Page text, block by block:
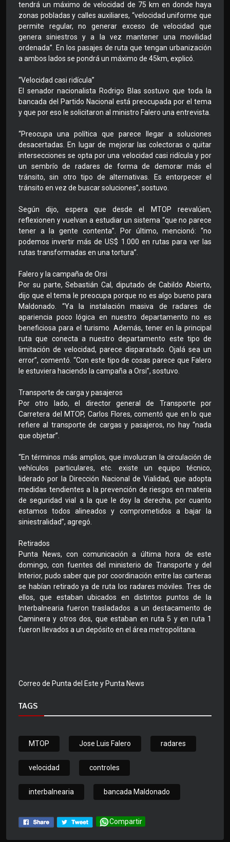
tendrá un máximo de velocidad de 75 km en donde haya
zonas pobladas y calles auxiliares, “velocidad uniforme que
permite regular, no generar exceso de velocidad que
genera siniestros y a la vez mantener una movilidad
ordenada”. En los pasajes de ruta que tengan urbanización
a ambos lados se pondrá un máximo de 45km, explicó.
“Velocidad casi ridícula”
El senador nacionalista Rodrigo Blas sostuvo que toda la
bancada del Partido Nacional está preocupada por el tema
y que por eso le solicitaron al ministro Falero una entrevista.
“Preocupa una política que parece llegar a soluciones
desacertadas. En lugar de mejorar las colectoras o quitar
intersecciones se opta por una velocidad casi ridícula y por
un sembrío de radares de forma de demorar más el
tránsito, sin otro tipo de alternativas. Es entorpecer el
tránsito en vez de buscar soluciones”, sostuvo.
Según dijo, espera que desde el MTOP reevalúen,
reflexionen y vuelvan a estudiar un sistema “que no parece
tener a la gente contenta”. Por último, mencionó: “no
podemos invertir más de US$ 1.000 en rutas para ver las
rutas transformadas en una tortura”.
Falero y la campaña de Orsi
Por su parte, Sebastián Cal, diputado de Cabildo Abierto,
dijo que el tema le preocupa porque no es algo bueno para
Maldonado. “Ya la instalación masiva de radares de
apariencia poco lógica en nuestro departamento no es
beneficiosa para el turismo. Además, tener en la principal
ruta que conecta a nuestro departamento este tipo de
limitación de velocidad, parece disparatado. Ojalá sea un
error”, comentó. “Con este tipo de cosas parece que Falero
le estuviera haciendo la campaña a Orsi”, sostuvo.
Transporte de carga y pasajeros
Por otro lado, el director general de Transporte por
Carretera del MTOP, Carlos Flores, comentó que en lo que
refiere al transporte de cargas y pasajeros, no hay “nada
que objetar”.
“En términos más amplios, que involucran la circulación de
vehículos particulares, etc. existe un equipo técnico,
liderado por la Dirección Nacional de Vialidad, que adopta
medidas tendientes a la prevención de riesgos en materia
de seguridad vial a la que le doy la derecha, por cuanto
estamos todos alineados y comprometidos a bajar la
siniestralidad”, agregó.
Retirados
Punta News, con comunicación a última hora de este
domingo, con fuentes del ministerio de Transporte y del
Interior, pudo saber que por coordinación entre las carteras
se habían retirado ya de ruta los radares móviles. Tres de
ellos, que estaban ubicados en distintos puntos de la
Interbalnearia fueron trasladados a un destacamento de
Caminera y otros dos, que estaban en ruta 5 y en ruta 1
fueron llevados a un depósito en el área metropolitana.
Correo de Punta del Este y Punta News
TAGS
MTOP Jose Luis Falero radares
velocidad controles
interbalnearia bancada Maldonado
Compartir